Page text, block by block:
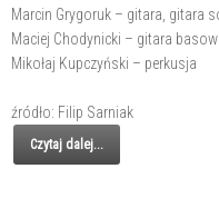
Marcin Grygoruk – gitara, gitara
Maciej Chodynicki – gitara
Mikołaj Kupczyński – perkusja
źródło: Filip Sarniak
Czytaj dalej...